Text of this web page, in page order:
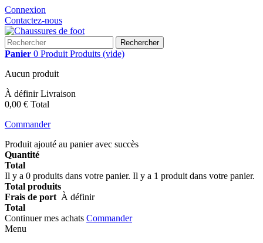
Connexion
Contactez-nous
Rechercher
Panier 0 Produit Produits (vide)
Aucun produit
À définirLivraison
0,00 € Total
Commander
Produit ajouté au panier avec succès
Quantité
Total
Il y a 0 produits dans votre panier. Il y a 1 produit dans votre panier.
Total produits
Frais de port À définir
Total
Continuer mes achats Commander
Menu